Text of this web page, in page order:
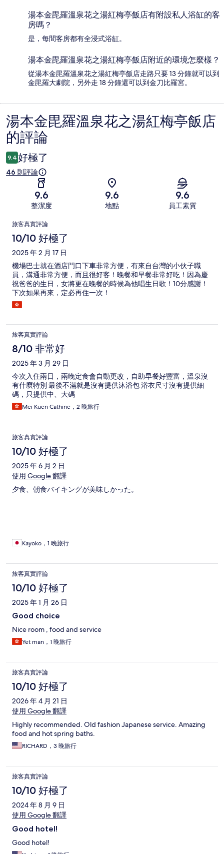
湯本金毘羅溫泉花之湯紅梅亭飯店有附設私人浴缸的客
房嗎？
是，每間客房都有全浸式浴缸。
湯本金毘羅溫泉花之湯紅梅亭飯店附近的環境怎麼樣？
從湯本金毘羅溫泉花之湯紅梅亭飯店走路只要 13 分鐘就可以到
金毘羅大劇院，另外走 18 分鐘還可以到金刀比羅宮。
評
論
湯本金毘羅溫泉花之湯紅梅亭飯店
的評論
9.4 好極了
46 則評論
9.6
整潔度
9.6
地點
9.6
員工素質
評
論
旅客真實評論
10/10 好極了
2025 年 2 月 17 日
機場巴士就在酒店門口下車非常方便，有來自台灣的小伙子職
員，溝通非常方便，而且很好客！晚餐和早餐非常好吃！因為慶
祝爸爸的生日，女將更在晚餐的時候為他唱生日歌！10分感謝！
下次如果再來，定必再住一次！
旅客真實評論
8/10 非常好
2025 年 3 月 29 日
今次入住兩日，兩晚定食會自動更改，自助早餐好豐富，溫泉沒
有什麼特別 最後不滿就是沒有提供沐浴包 浴衣尺寸沒有提供細
碼，只提供中、大碼
Mei Kuen Cathine，2 晚旅行
旅客真實評論
10/10 好極了
2025 年 6 月 2 日
使用 Google 翻譯
夕食、朝食バイキングが美味しかった。
Kayoko，1 晚旅行
旅客真實評論
10/10 好極了
2025 年 1 月 26 日
Good choice
Nice room , food and service
Yet man，1 晚旅行
旅客真實評論
10/10 好極了
2026 年 4 月 21 日
使用 Google 翻譯
Highly recommended. Old fashion Japanese service. Amazing
food and hot spring baths.
RICHARD，3 晚旅行
旅客真實評論
10/10 好極了
2024 年 8 月 9 日
使用 Google 翻譯
Good hotel!
Good hotel!